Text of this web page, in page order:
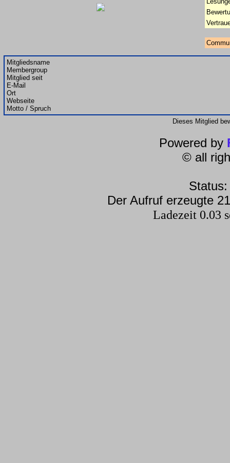
Mitgliedsname
Membergroup
Mitglied seit
E-Mail
Ort
Webseite
Motto / Spruch
Dieses Mitglied
Powered by
© all
Der Aufruf erzeugte
Ladezeit 0.03